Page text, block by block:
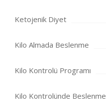
Ketojenik Diyet
Kilo Almada Beslenme
Kilo Kontrolü Programı
Kilo Kontrolünde Beslenme